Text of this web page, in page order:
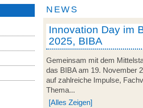
NEWS
Innovation Day im
2025, BIBA
Gemeinsam mit dem
das BIBA am 19. November
auf zahlreiche Impulse,
Thema...
[Alles Zeigen]